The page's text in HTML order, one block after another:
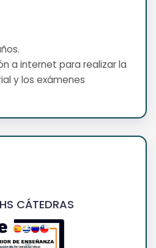
a internet para realizar la
y los exámenes
CÁTEDRAS